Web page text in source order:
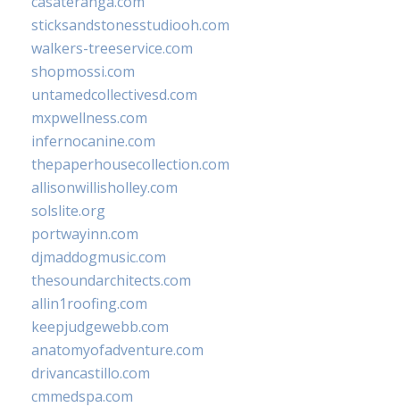
sticksandstonesstudiooh.com
walkers-treeservice.com
shopmossi.com
untamedcollectivesd.com
mxpwellness.com
infernocanine.com
thepaperhousecollection.com
allisonwillisholley.com
solslite.org
portwayinn.com
djmaddogmusic.com
thesoundarchitects.com
allin1roofing.com
keepjudgewebb.com
anatomyofadventure.com
drivancastillo.com
cmmedspa.com